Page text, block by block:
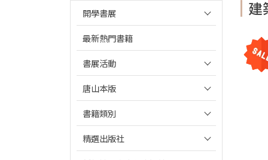
開學書展
最新熱門書籍
書展活動
唐山本版
書籍類別
精選出版社
建